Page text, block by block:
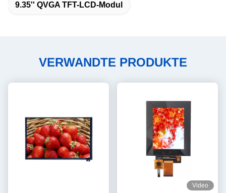
9.35'' QVGA TFT-LCD-Modul
VERWANDTE PRODUKTE
Video